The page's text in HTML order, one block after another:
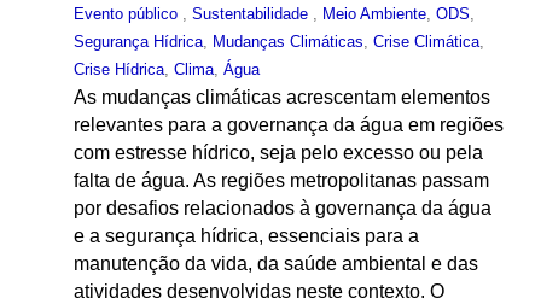
Evento público , Sustentabilidade , Meio Ambiente, ODS,
Segurança Hídrica, Mudanças Climáticas, Crise Climática,
Crise Hídrica, Clima, Água
As mudanças climáticas acrescentam elementos
relevantes para a governança da água em regiões
com estresse hídrico, seja pelo excesso ou pela
falta de água. As regiões metropolitanas passam
por desafios relacionados à governança da água
e a segurança hídrica, essenciais para a
manutenção da vida, da saúde ambiental e das
atividades desenvolvidas neste contexto. O